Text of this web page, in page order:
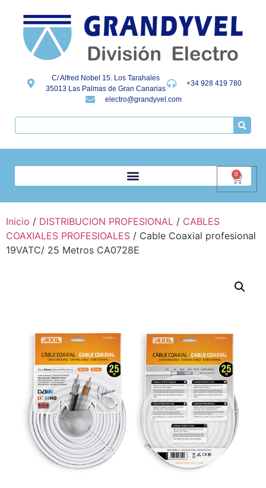
C/ Alfred Nobel 15. Los Tarahales
35013 Las Palmas de Gran Canarias
+34 928 419 780
electro@grandyvel.com
0
Inicio / DISTRIBUCION PROFESIONAL / CABLES
COAXIALES PROFESIOALES / Cable Coaxial profesional
19VATC/ 25 Metros CA0728E